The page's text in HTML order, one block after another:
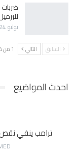
يوليو 24, 2026
السابق التالي 1 من 3٬704
احدث المواضيع
ترامب ينفي نقص